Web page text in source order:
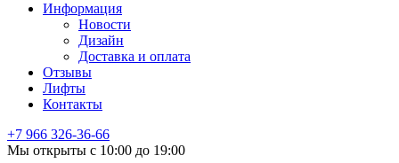
Информация
Новости
Дизайн
Доставка и оплата
Отзывы
Лифты
Контакты
+7 966 326-36-66
Мы открыты с 10:00 до 19:00